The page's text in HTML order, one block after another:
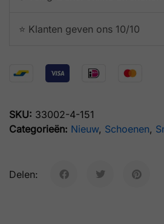
⭐️ Klanten geven ons 10/10
SKU: 33002-4-151
Categorieën: Nieuw, Schoenen,
Delen: